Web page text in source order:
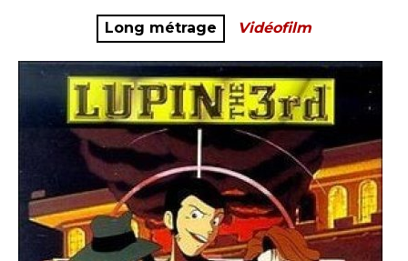
Long métrage Vidéofilm